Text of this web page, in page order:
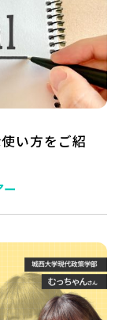
い方をご紹